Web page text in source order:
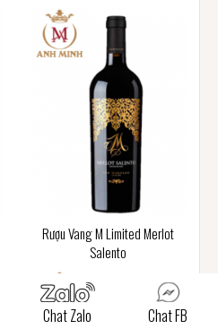
Rượu Vang M Limited Merlot
Salento
Chat Zalo Chat FB